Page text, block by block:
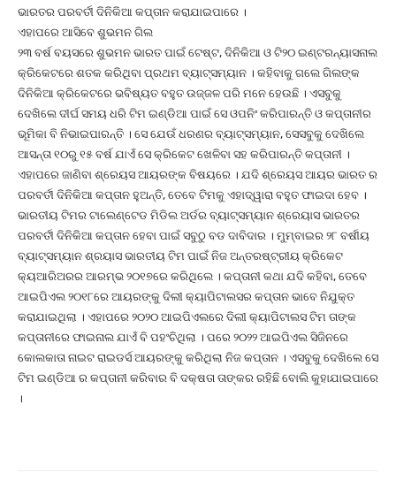
ଭାରତର ପରବର୍ତୀ ଦିନିକିଆ କପ୍ତାନ କରାଯାଇପାରେ ।
ଏହାପରେ ଆସିବେ ଶୁଭମନ ଗିଲ
୨୩ ବର୍ଷ ବୟସରେ ଶୁଭମନ ଭାରତ ପାଇଁ ଟେଷ୍ଟ, ଦିନିକିଆ ଓ ଟି୨୦ ଇଣ୍ଟରନ୍ୟାସନାଲ
କ୍ରିକେଟରେ ଶତକ କରିଥିବା ପ୍ରଥମ ବ୍ୟାଟ୍ସମ୍ୟାନ । କହିବାକୁ ଗଲେ ଗିଲଙ୍କ
ଦିନିକିଆ କ୍ରିକେଟରେ ଭବିଷ୍ୟତ ବହୁତ ଉଜ୍ଜଳ ପରି ମନେ ହେଉଛି । ଏସବୁକୁ
ଦେଖିଲେ ଦୀର୍ଘ ସମୟ ଧରି ଟିମ ଇଣ୍ଡିଆ ପାଇଁ ସେ ଓପନିଂ କରିପାରନ୍ତି ଓ କପ୍ତାନୀର
ଭୂମିକା ବି ନିଭାଇପାରନ୍ତି । ସେ ଯେଉଁ ଧରଣର ବ୍ୟାଟ୍ସମ୍ୟାନ, ସେସବୁକୁ ଦେଖିଲେ
ଆସନ୍ତା ୧୦ରୁ ୧୫ ବର୍ଷ ଯାଏଁ ସେ କ୍ରିକେଟ ଖେଳିବା ସହ କରିପାରନ୍ତି କପ୍ତାନୀ ।
ଏହାପରେ ଜାଣିବା ଶ୍ରେୟସ ଆୟରଙ୍କ ବିଷୟରେ । ଯଦି ଶ୍ରେୟସ ଆୟର ଭାରତ ର
ପରବର୍ତୀ ଦିନିକିଆ କପ୍ତାନ ହୁଅନ୍ତି, ତେବେ ଟିମକୁ ଏହାଦ୍ୱାରା ବହୁତ ଫାଇଦା ହେବ ।
ଭାରତୀୟ ଟିମର ଟାଲେଣ୍ଟେଡ ମିଡିଲ ଅର୍ଡର ବ୍ୟାଟ୍ସମ୍ୟାନ ଶ୍ରେୟାସ ଭାରତର
ପରବର୍ତୀ ଦିନିକିଆ କପ୍ତାନ ହେବା ପାଇଁ ସବୁଠୁ ବଡ ଦାବିଦାର । ମୁମ୍ବାଇର ୨୮ ବର୍ଷୀୟ
ବ୍ୟାଟ୍ସମ୍ୟାନ ଶ୍ରୟାସ ଭାରତୀୟ ଟିମ ପାଇଁ ନିଜ ଅନ୍ତରଷ୍ଟ୍ରୀୟ କ୍ରିକେଟ
କ୍ୟଆରିଅରର ଆରମ୍ଭ ୨୦୧୭ରେ କରିଥିଲେ । କପ୍ତାନୀ କଥା ଯଦି କହିବା, ତେବେ
ଆଇପିଏଲ ୨୦୧୮ରେ ଆୟରଙ୍କୁ ଦିଲୀ କ୍ୟାପିଟାଲସର କପ୍ତାନ ଭାବେ ନିଯୁକ୍ତ
କରାଯାଇଥିଲା । ଏହାପରେ ୨୦୨୦ ଆଇପିଏଲରେ ଦିଲୀ କ୍ୟାପିଟାଲସ ଟିମ ତାଙ୍କ
କପ୍ତାନୀରେ ଫାଇନାଲ ଯାଏଁ ବି ପହଂଚିଥିଲା । ପରେ ୨୦୨୨ ଆଇପିଏଲ ସିଜିନରେ
କୋଲକାତା ନାଇଟ ରାଇଡର୍ସ ଆୟରଙ୍କୁ କରିଥିଲା ନିଜ କପ୍ତାନ । ଏସବୁକୁ ଦେଖିଲେ ସେ
ଟିମ ଇଣ୍ଡିଆ ର କପ୍ତାନୀ କରିବାର ବି ଦକ୍ଷତା ତାଙ୍କର ରହିଛି ବୋଲି କୁହାଯାଇପାରେ
।